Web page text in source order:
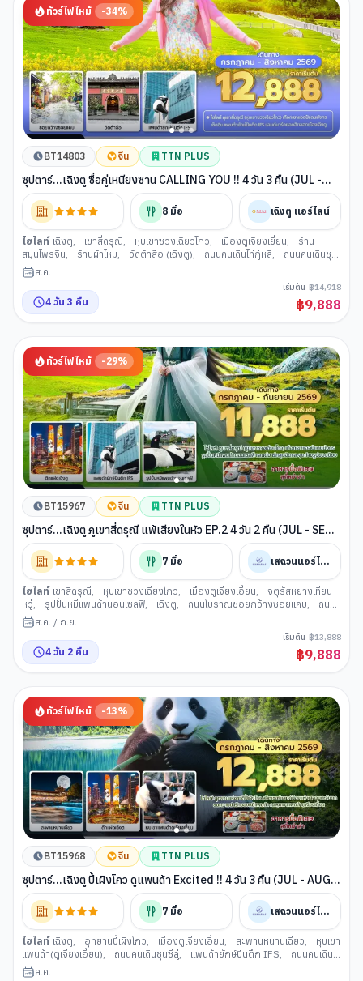
ทัวร์ไฟไหม้ -34%
BT14803 จีน TTN PLUS
ซุปตาร์...เฉิงตู ซื่อกู่เหนียงซาน CALLING YOU !! 4 วัน 3 คืน (JUL -
AUG 26) บินดึก-กลับค่ำ
8 มื้อ เฉิงตู แอร์ไลน์
ไฮไลท์ เฉิงตู, เขาสี่ดรุณี, หุบเขาซวงเฉียวโกว, เมืองตูเจียงเยี่ยน,
ร้าน
สมุนไพรจีน, ร้านผ้าไหม, วัดต้าสือ (เฉิงตู), ถนนคนเดินไท่กู่หลี่,
ถนนคนเดินชุน
ซีลู่, ร้านหยกจีน
ส.ค.
4 วัน 3 คืน
เริ่มต้น ฿14,918
฿9,888
ทัวร์ไฟไหม้ -29%
BT15967 จีน TTN PLUS
ซุปตาร์...เฉิงตู ภูเขาสี่ดรุณี แพ้เสียงในหัว EP.2 4 วัน 2 คืน (JUL - SEP
26) บินดึก-กลับค่ำ
7 มื้อ เสฉวนแอร์ไลน์
ไฮไลท์ เขาสี่ดรุณี, หุบเขาชวงเฉียงโกว, เมืองตูเจียงเอี้ยน,
จตุรัสหยางเทียน
หวู่, รูปปั้นหมีแพนด้านอนเซลฟี่, เฉิงตู, ถนนโบราณซอยกว้างซอยแคบ,
ถนน
คนเดินชุนซีลู่ ,
ส.ค. / ก.ย.
4 วัน 2 คืน
เริ่มต้น ฿13,888
฿9,888
ทัวร์ไฟไหม้ -13%
BT15968 จีน TTN PLUS
ซุปตาร์...เฉิงตู ปี้เผิงโกว ดูแพนด้า Excited !! 4 วัน 3 คืน (JUL - AUG
26) บินเย็น-กลับบ่าย
7 มื้อ เสฉวนแอร์ไลน์
ไฮไลท์ เฉิงตู, อุทยานปี้เผิงโกว, เมืองตูเจียงเอี้ยน, สะพานหนานเฉียว,
หุบเขา
แพนด้า(ตูเจียงเอี้ยน), ถนนคนเดินชุนซีลู่, แพนด้ายักษ์ปีนตึก IFS,
ถนนคนเดินไท่
กู่หลี่,
ส.ค.